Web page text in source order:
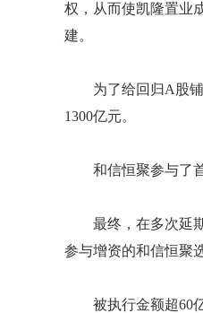
权，从而使凯隆置业
建。
为了给回归A股
1300亿元。
和信恒聚参与了
最终，在多次延
参与增资的和信恒聚
被执行金额超60